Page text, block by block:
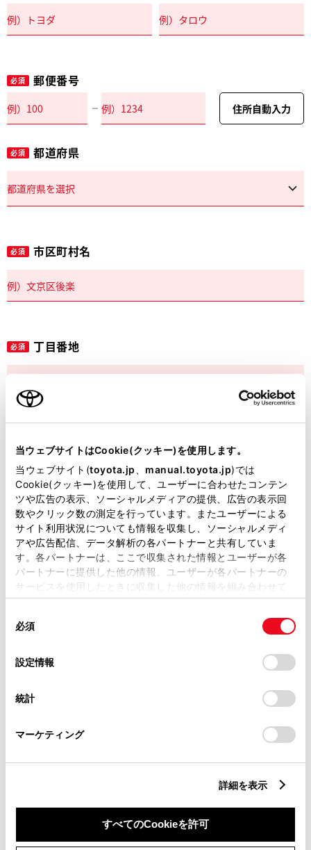
当ウェブサイトはCookie(クッキー)を使用します。
当ウェブサイト(toyota.jp manual.toyota.jp)では
Cookie(クッキー)を使用して、ユーザーに合わせたコンテン
ツや広告の表示、ソーシャルメディアの提供、広告の表示回
数やクリック数の測定を行っています。またユーザーによる
サイト利用状況についても情報を収集し、ソーシャルメディ
アや広告配信、データ解析の各パートナーと共有していま
す。各パートナーは、ここで収集された情報とユーザーが各
パートナーに提供した他の情報、ユーザーが各パートナーの
サービスを使用したときに収集した他の情報を組み合わせて
使用することがあります。当ウェブサイトの使用を続行する
デバイスにすべてのCookie(クッキー)が保存されることに同
意したことになります。Cookie(クッキー)のオプトアウト、
設定の変更、同意を撤回したりするにあたっては、当社の
「Cookie（クッキー）情報の取り扱いについて
」をご覧くだ
必須
設定情報
統計
マーケティング
詳細を表示
すべてのCookieを許可
必須 郵便番号
住所自動入力
必須 都道府県
必須 市区町村名
必須 丁目番地
建物名
必須 ご希望の連絡方法
Eメール
メールアドレス